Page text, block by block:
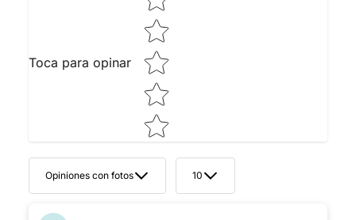
Toca para opinar
Opiniones con fotos 10